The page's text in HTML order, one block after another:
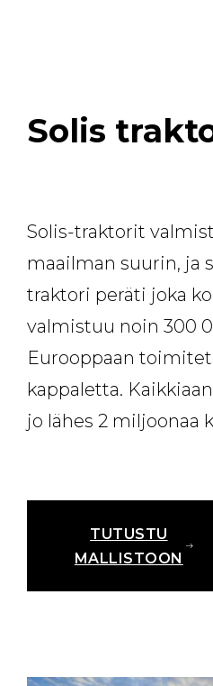
Solis
Solis-traktorit
maailman suurin, ja
traktori peräti joka
valmistuu noin 300
Eurooppaan
kappaletta.
jo lähes 2 miljoonaa
TUTUSTU
MALLISTOON